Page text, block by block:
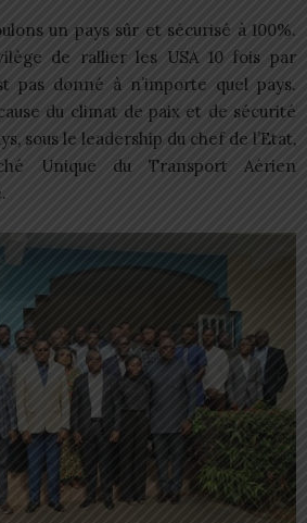
un pays sûr et sécurisé à 100%.
de rallier les USA 10 fois par
pas donné à n’importe quel pays.
du climat de paix et de sécurité
sous le leadership du chef de l’Etat,
Unique du Transport Aérien